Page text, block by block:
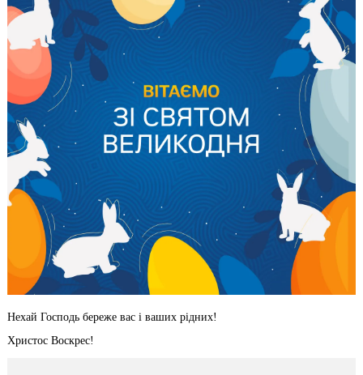
Нехай Господь береже вас і ваших рідних!
Христос Воскрес!